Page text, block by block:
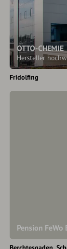
OTTO-CHEMIE
Hersteller
Fridolfing
Pension